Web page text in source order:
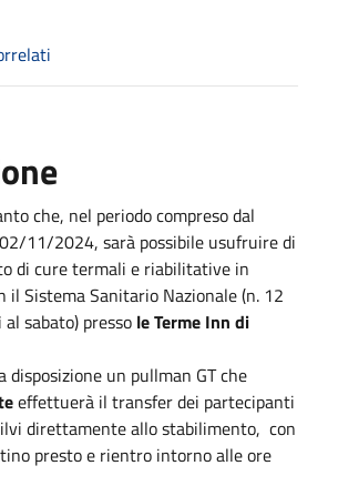
che, nel periodo compreso dal
11/2024, sarà possibile usufruire di
di cure termali e riabilitative in
il Sistema Sanitario Nazionale (n. 12
sabato) presso le Terme Inn di
disposizione un pullman GT che
effettuerà il transfer dei partecipanti
direttamente allo stabilimento, con
presto e rientro intorno alle ore